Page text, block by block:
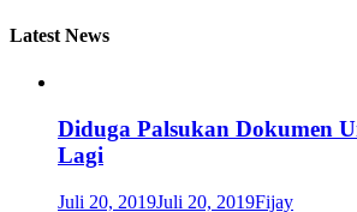
Latest News
Diduga Palsukan Dokumen
Lagi
Juli 20, 2019Juli 20, 2019Fijay